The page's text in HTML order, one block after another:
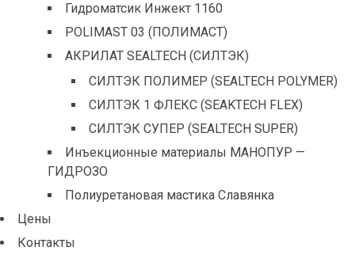
Гидроматсик Инжект 1160
POLIMAST 03 (ПОЛИМАСТ)
АКРИЛАТ SEALTECH (СИЛТЭК)
СИЛТЭК ПОЛИМЕР (SEALTECH POLYMER)
СИЛТЭК 1 ФЛЕКС (SEAKTECH FLEX)
СИЛТЭК СУПЕР (SEALTECH SUPER)
Инъекционные материалы МАНОПУР —
ГИДРОЗО
Полиуретановая мастика Славянка
Цены
Контакты